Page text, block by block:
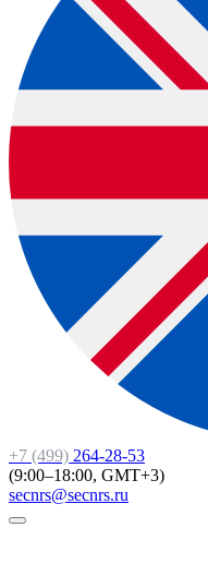
+7 (499) 264-28-53
(9:00–18:00, GMT+3)
secnrs@secnrs.ru